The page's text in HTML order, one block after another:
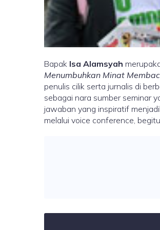
Bapak Isa Alamsyah
Menumbuhkan Minat
penulis cilik serta jurnalis di
sebagai nara sumber seminar
jawaban yang inspiratif
melalui voice conference,